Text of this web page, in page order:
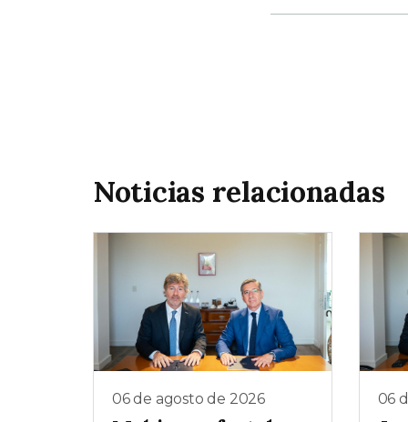
Noticias relacionadas
06 de agosto de 2026 06